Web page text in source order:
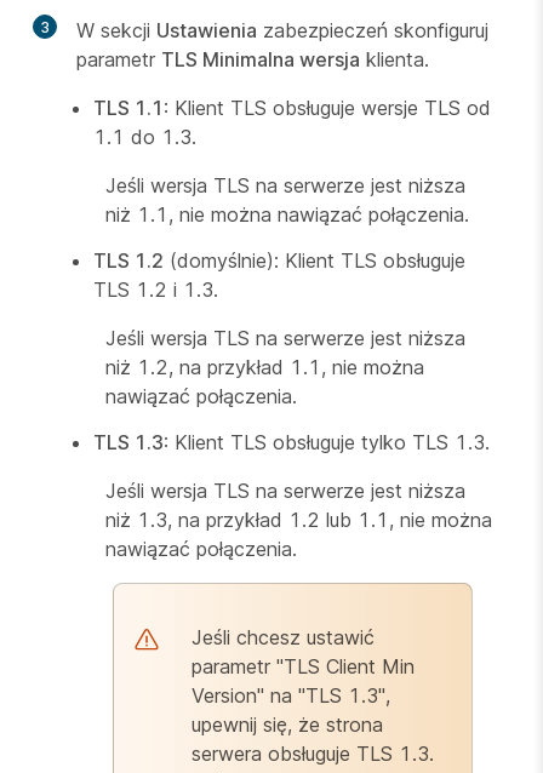
3 W sekcji Ustawienia zabezpieczeń skonfiguruj
parametr TLS Minimalna wersja klienta.
TLS 1.1 : Klient TLS obsługuje wersje TLS od
1.1 do 1.3.
Jeśli wersja TLS na serwerze jest niższa
niż 1.1, nie można nawiązać połączenia.
TLS 1.2 (domyślnie): Klient TLS obsługuje
TLS 1.2 i 1.3.
Jeśli wersja TLS na serwerze jest niższa
niż 1.2, na przykład 1.1, nie można
nawiązać połączenia.
TLS 1.3: Klient TLS obsługuje tylko TLS 1.3.
Jeśli wersja TLS na serwerze jest niższa
niż 1.3, na przykład 1.2 lub 1.1, nie można
nawiązać połączenia.
Jeśli chcesz ustawić
parametr "TLS Client Min
Version" na "TLS 1.3",
upewnij się, że strona
serwera obsługuje TLS 1.3.